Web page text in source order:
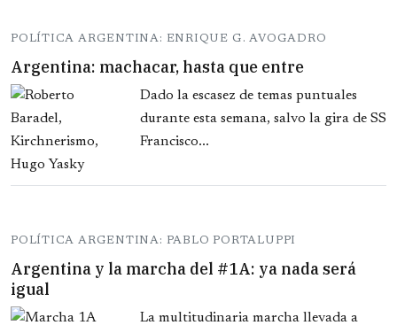
POLÍTICA ARGENTINA: ENRIQUE G. AVOGADRO
Argentina: machacar, hasta que entre
Dado la escasez de temas puntuales
durante esta semana, salvo la gira de SS
Francisco...
POLÍTICA ARGENTINA: PABLO PORTALUPPI
Argentina y la marcha del #1A: ya nada será
igual
La multitudinaria marcha llevada a